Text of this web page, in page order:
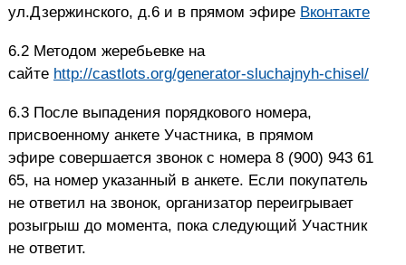
ул.Дзержинского, д.6 и в прямом эфире Вконтакте
6.2 Методом жеребьевке на
сайте http://castlots.org/generator-sluchajnyh-chisel/
6.3 После выпадения порядкового номера,
присвоенному анкете Участника, в прямом
эфире совершается звонок с номера 8 (900) 943 61
65, на номер указанный в анкете. Если покупатель
не ответил на звонок, организатор переигрывает
розыгрыш до момента, пока следующий Участник
не ответит.